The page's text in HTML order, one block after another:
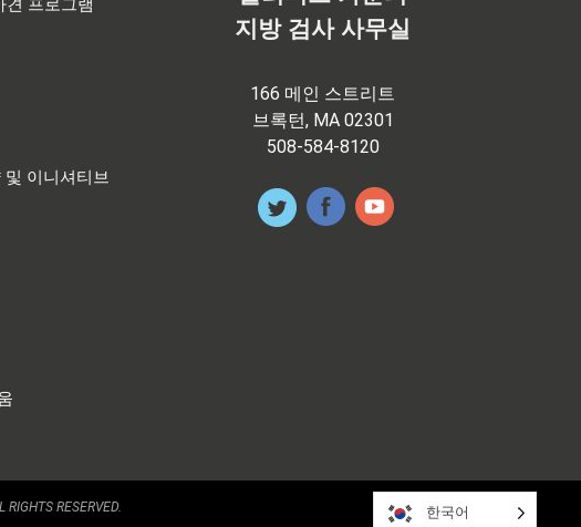
견 프로그램
및 이니셔티브
지방 검사 사무실
166 메인 스트리트
브록턴, MA 02301
508-584-8120
RESERVED. 한국어